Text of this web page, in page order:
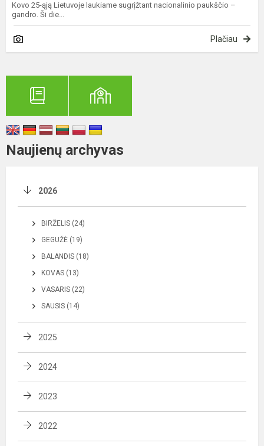
Kovo 25-ąją Lietuvoje laukiame sugrįžtant nacionalinio paukščio –
gandro. Ši die...
Plačiau
Naujienų archyvas
2026
BIRŽELIS (24)
GEGUŽĖ (19)
BALANDIS (18)
KOVAS (13)
VASARIS (22)
SAUSIS (14)
2025
2024
2023
2022